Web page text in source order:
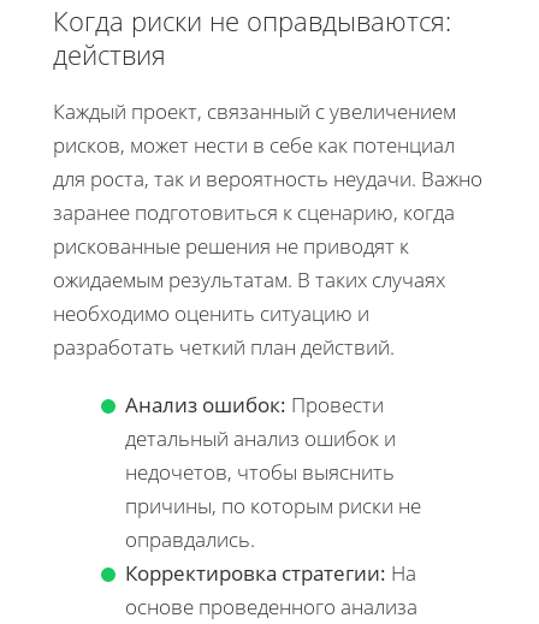
Когда риски не оправдываются:
действия
Каждый проект, связанный с увеличением
рисков, может нести в себе как потенциал
для роста, так и вероятность неудачи. Важно
заранее подготовиться к сценарию, когда
рискованные решения не приводят к
ожидаемым результатам. В таких случаях
необходимо оценить ситуацию и
разработать четкий план действий.
Анализ ошибок: Провести
детальный анализ ошибок и
недочетов, чтобы выяснить
причины, по которым риски не
оправдались.
Корректировка стратегии: На
основе проведенного анализа